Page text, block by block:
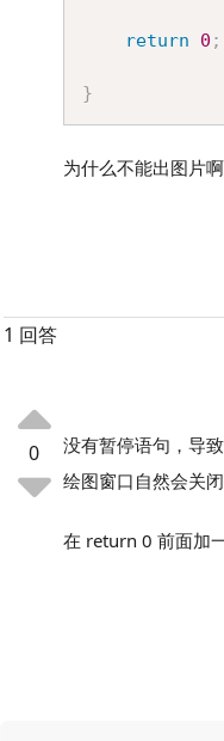
return 0 ;
}
为什么不能出图片
1 回答
0
没有暂停语句，导
绘图窗口自然会关
在 return 0 前面加